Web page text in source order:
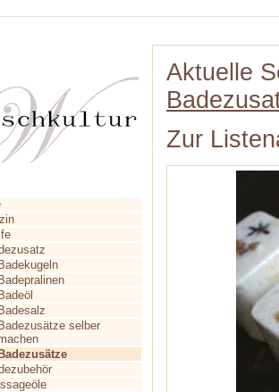
Badekugeln
Badepralinen
Badeöl
Badesalz
Badezusätze selber
Badezusätze
Aktuelle
Zur